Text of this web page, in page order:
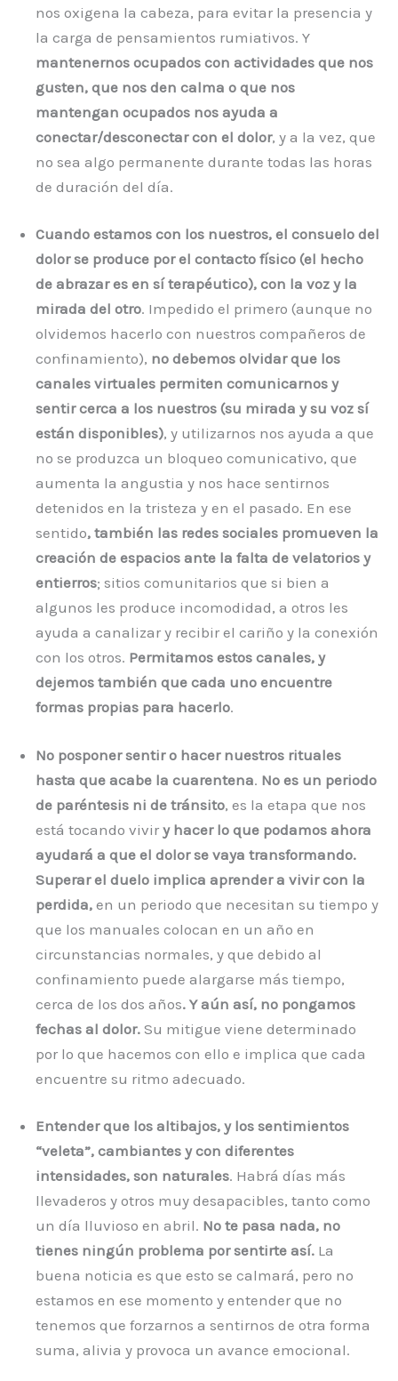
nos oxigena la cabeza, para evitar la presencia y
la carga de pensamientos rumiativos. Y
mantenernos ocupados con actividades que nos
gusten, que nos den calma o que nos
mantengan ocupados nos ayuda a
conectar/desconectar con el dolor, y a la vez, que
no sea algo permanente durante todas las horas
de duración del día.
Cuando estamos con los nuestros, el consuelo del
dolor se produce por el contacto físico (el hecho
de abrazar es en sí terapéutico), con la voz y la
mirada del otro. Impedido el primero (aunque no
olvidemos hacerlo con nuestros compañeros de
confinamiento), no debemos olvidar que los
canales virtuales permiten comunicarnos y
sentir cerca a los nuestros (su mirada y su voz sí
están disponibles), y utilizarnos nos ayuda a que
no se produzca un bloqueo comunicativo, que
aumenta la angustia y nos hace sentirnos
detenidos en la tristeza y en el pasado. En ese
sentido, también las redes sociales promueven la
creación de espacios ante la falta de velatorios y
entierros; sitios comunitarios que si bien a
algunos les produce incomodidad, a otros les
ayuda a canalizar y recibir el cariño y la conexión
con los otros. Permitamos estos canales, y
dejemos también que cada uno encuentre
formas propias para hacerlo.
No posponer sentir o hacer nuestros rituales
hasta que acabe la cuarentena. No es un periodo
de paréntesis ni de tránsito, es la etapa que nos
está tocando vivir y hacer lo que podamos ahora
ayudará a que el dolor se vaya transformando.
Superar el duelo implica aprender a vivir con la
perdida, en un periodo que necesitan su tiempo y
que los manuales colocan en un año en
circunstancias normales, y que debido al
confinamiento puede alargarse más tiempo,
cerca de los dos años. Y aún así, no pongamos
fechas al dolor. Su mitigue viene determinado
por lo que hacemos con ello e implica que cada
encuentre su ritmo adecuado.
Entender que los altibajos, y los sentimientos
“veleta”, cambiantes y con diferentes
intensidades, son naturales. Habrá días más
llevaderos y otros muy desapacibles, tanto como
un día lluvioso en abril. No te pasa nada, no
tienes ningún problema por sentirte así. La
buena noticia es que esto se calmará, pero no
estamos en ese momento y entender que no
tenemos que forzarnos a sentirnos de otra forma
suma, alivia y provoca un avance emocional.